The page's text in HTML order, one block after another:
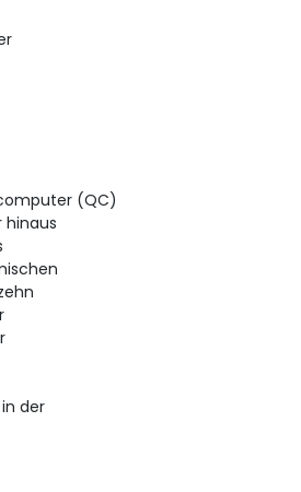
(QC)
hinaus
der